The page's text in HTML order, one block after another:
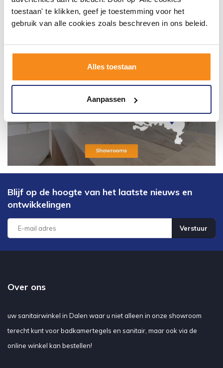
toestaan' te klikken, geef je toestemming voor het
gebruik van alle cookies zoals beschreven in ons beleid.
Alles toestaan
Aanpassen
Blijf op de hoogte van het laatste nieuws en
ontwikkelingen
Verstuur
Over ons
uw sanitairwinkel in Dalen waar u niet alleen in onze showroom
terecht kunt voor badkamertegels en sanitair, maar ook via de
online winkel kan bestellen!